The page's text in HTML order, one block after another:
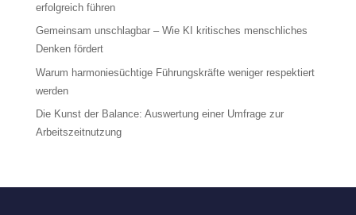
erfolgreich führen
Gemeinsam unschlagbar – Wie KI kritisches menschliches
Denken fördert
Warum harmoniesüchtige Führungskräfte weniger respektiert
werden
Die Kunst der Balance: Auswertung einer Umfrage zur
Arbeitszeitnutzung